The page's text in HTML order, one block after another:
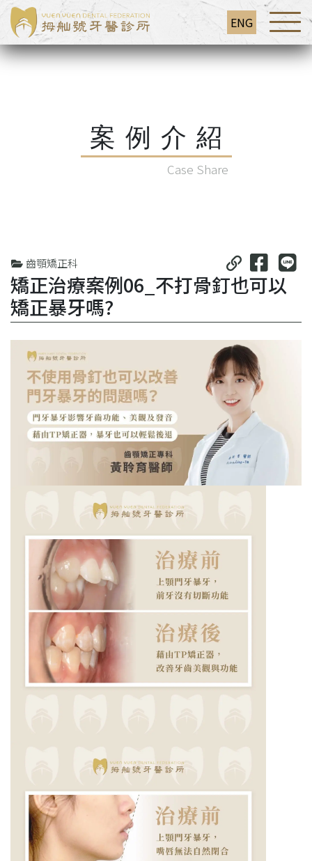
ENG
案例介紹
Case Share
齒顎矯正科
矯正治療案例06_不打骨釘也可以
矯正暴牙嗎?